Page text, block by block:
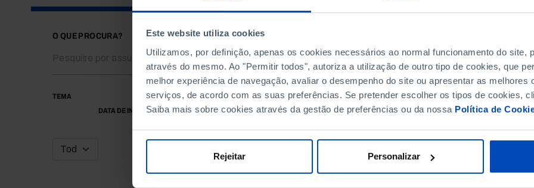
Este website utiliza cookies
Utilizamos, por definição, apenas os cookies necessários ao normal funcionamento do site,
através do mesmo. Ao "Permitir todos", autoriza a utilização de outro tipo de cookies, que
melhor experiência de navegação, avaliar o desempenho do site ou apresentar as melhores
serviços, de acordo com as suas preferências. Se pretender escolher os tipos de cookies,
Saiba mais sobre cookies através da gestão de preferências ou da nossa Política de
Rejeitar Personalizar
O QUE PROCURA?
TEMA
DATA DE INÍCIO
DATA DE FIM